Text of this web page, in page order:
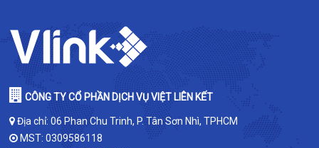
CÔNG TY CỔ PHẦN DỊCH VỤ VIỆT LIÊN KẾT
Địa chỉ: 06 Phan Chu Trinh, P. Tân Sơn Nhì, TPHCM
MST: 0309586118